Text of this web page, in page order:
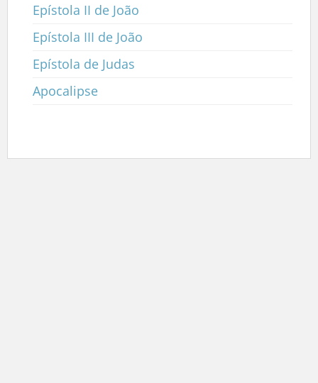
Epístola II de João
Epístola III de João
Epístola de Judas
Apocalipse